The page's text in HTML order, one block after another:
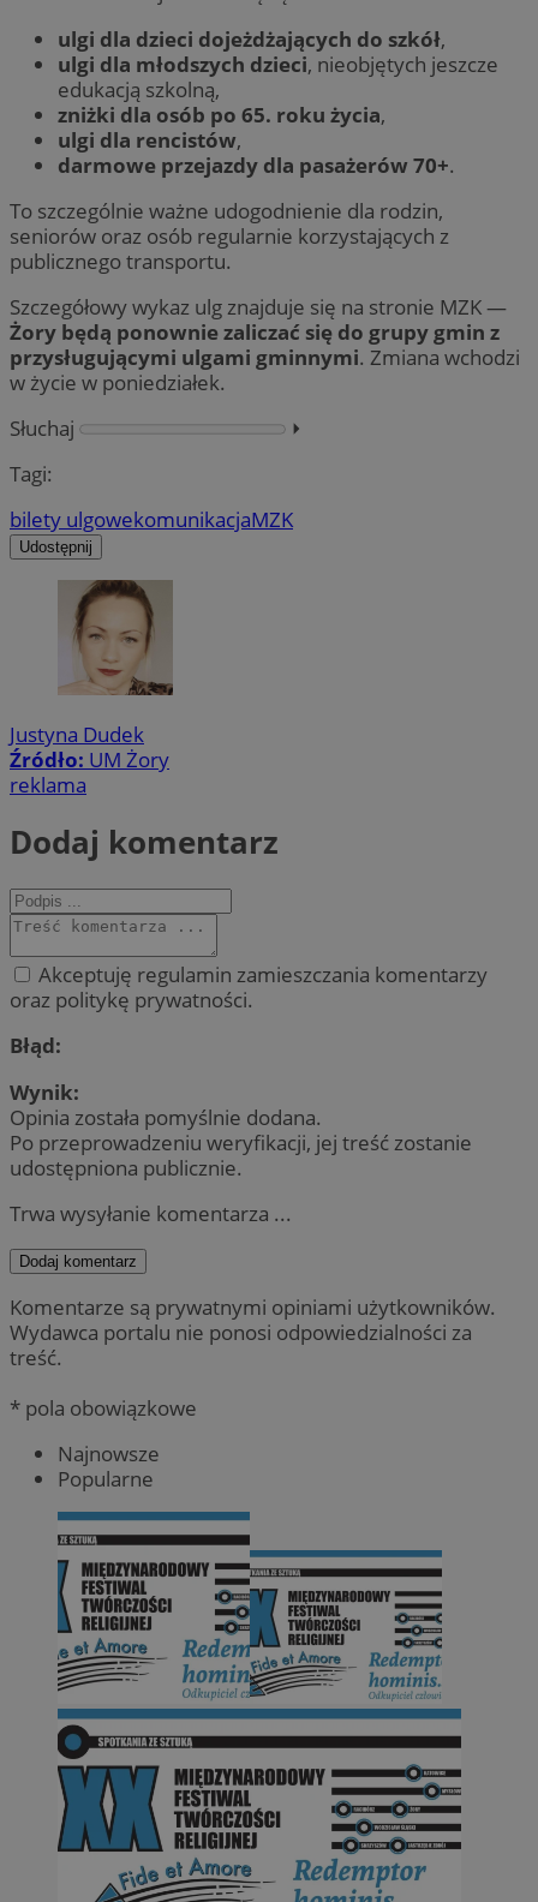
ulgi dla dzieci dojeżdżających do szkół,
ulgi dla młodszych dzieci, nieobjętych jeszcze
edukacją szkolną,
zniżki dla osób po 65. roku życia,
ulgi dla rencistów,
darmowe przejazdy dla pasażerów 70+.
To szczególnie ważne udogodnienie dla rodzin,
seniorów oraz osób regularnie korzystających z
publicznego transportu.
Szczegółowy wykaz ulg znajduje się na stronie MZK —
Żory będą ponownie zaliczać się do grupy gmin z
przysługującymi ulgami gminnymi. Zmiana wchodzi
w życie w poniedziałek.
Słuchaj
⏵︎
Tagi:
bilety ulgowekomunikacjaMZK
Udostępnij
Justyna Dudek
Źródło: UM Żory
reklama
Dodaj komentarz
Akceptuję regulamin zamieszczania komentarzy
oraz politykę prywatności.
Błąd:
Wynik:
Opinia została pomyślnie dodana.
Po przeprowadzeniu weryfikacji, jej treść zostanie
udostępniona publicznie.
Trwa wysyłanie komentarza ...
Dodaj komentarz
Komentarze są prywatnymi opiniami użytkowników.
Wydawca portalu nie ponosi odpowiedzialności za
treść.
* pola obowiązkowe
Najnowsze
Popularne